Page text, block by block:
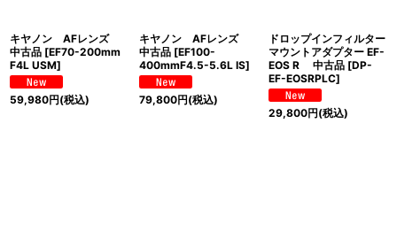
キヤノン AFレンズ
中古品 [EF70-200mm
F4L USM]
59,980円(税込)
キヤノン AFレンズ
中古品 [EF100-
400mmF4.5-5.6L IS]
79,800円(税込)
ドロップインフィルター
マウントアダプター EF-
EOS R 中古品 [DP-
EF-EOSRPLC]
29,800円(税込)